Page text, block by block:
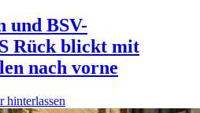
und BSV-
Rück blickt mit
nach vorne
hinterlassen